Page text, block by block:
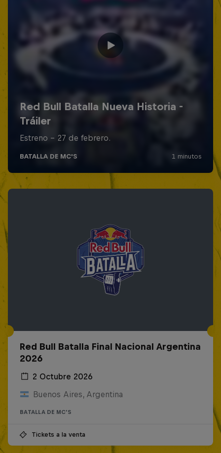
Red Bull Batalla Final Nacional Argentina
2026
2 Octubre 2026
Buenos Aires, Argentina
BATALLA DE MC'S
Tickets a la venta